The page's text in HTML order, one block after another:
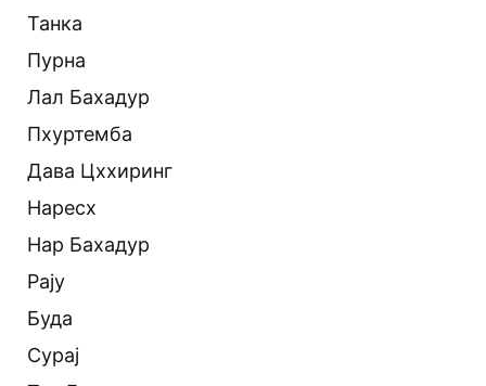
Танка
Пурна
Лал Бахадур
Пхуртемба
Дава Цххиринг
Наресх
Нар Бахадур
Рају
Буда
Сурај